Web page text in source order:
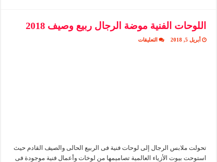
اللوحات الفنية موضة الرجال ربيع وصيف 2018
أبريل 5, 2018 التعليقاتعلى
تحولت ملابس الرجال إلى لوحات فنية فى الربيع الحالى والصيف القادم حيث
استوحت بيوت الأزياء العالمية تصاميمها من لوخات وأعمال فنية موجودة فى